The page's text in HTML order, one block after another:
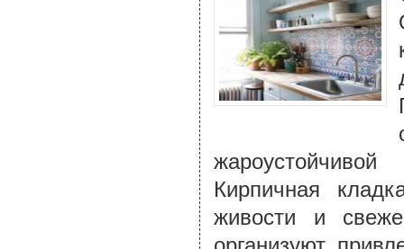
Кирпичная
живости и